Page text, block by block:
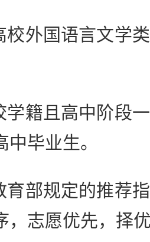
国语言文学类
且高中阶段一
毕业生。
规定的推荐指
，志愿优先，择